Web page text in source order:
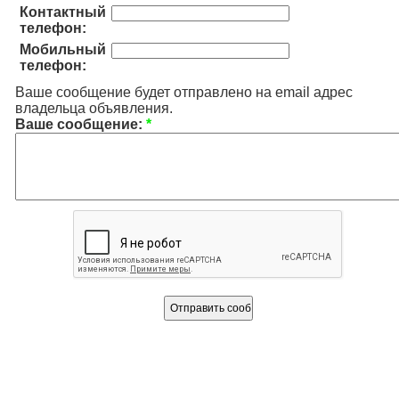
Контактный
телефон:
Мобильный
телефон:
Ваше сообщение будет отправлено на email адрес
владельца объявления.
Ваше сообщение: *